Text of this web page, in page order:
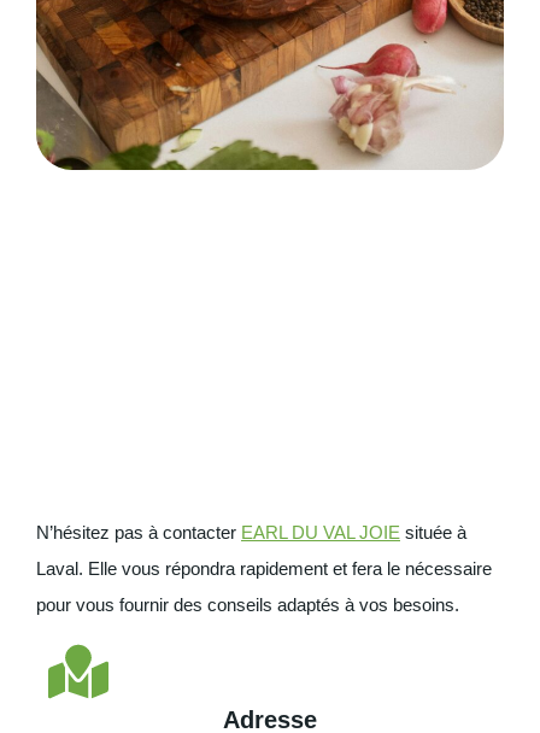
N’hésitez pas à contacter EARL DU VAL JOIE située à
Laval. Elle vous répondra rapidement et fera le nécessaire
pour vous fournir des conseils adaptés à vos besoins.
Adresse